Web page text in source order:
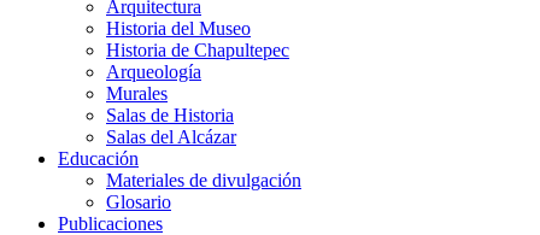
Arquitectura
Historia del Museo
Historia de Chapultepec
Arqueología
Murales
Salas de Historia
Salas del Alcázar
Educación
Materiales de divulgación
Glosario
Publicaciones